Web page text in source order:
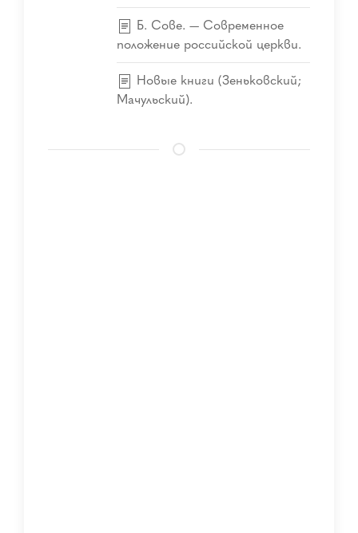
Б. Сове. — Современное
положение российской церкви.
Новые книги (Зеньковский;
Мачульский).